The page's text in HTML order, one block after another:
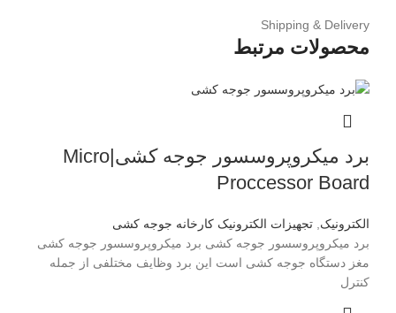
Shipping & Delivery
محصولات مرتبط
برد میکروپروسسور جوجه کشی|Micro
Proccessor Board
الکترونیک تجهیزات الکترونیک کارخانه جوجه کشی
برد میکروپروسسور جوجه کشی برد میکروپروسسور جوجه کشی
مغز دستگاه جوجه کشی است این برد وظایف مختلفی از جمله
کنترل